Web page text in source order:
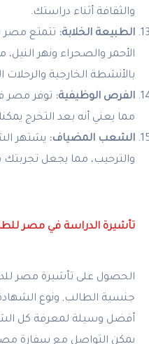
والثقافة أثناء دراستك.
الطبيعة الخلابة: تتمتع مصر
الأحمر والصحراء ونهر
بالأنشطة الخارجية والرحلات
الفرص الوظيفية: توفر مصر
مما يعني أنه بعد التخرج
الشعب المضياف: يشتهر
والترحيب، مما يجعل
تأشيرة الدراسة في مصر
الحصول على تأشيرة مصر
جنسية الطالب, ونوع
أفضل وسيلة لمعرفة كل
يمكن التواصل مع سفارة مصر